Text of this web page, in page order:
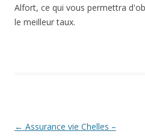
Alfort, ce qui vous permettra
le meilleur taux.
Navigation
← Assurance vie Chelles –